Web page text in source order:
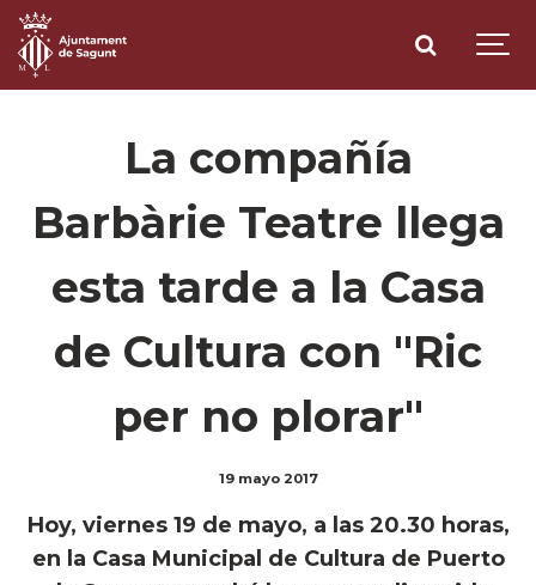
La compañía
Barbàrie Teatre llega
esta tarde a la Casa
de Cultura con "Ric
per no plorar"
19 mayo 2017
Hoy, viernes 19 de mayo, a las 20.30 horas,
en la Casa Municipal de Cultura de Puerto